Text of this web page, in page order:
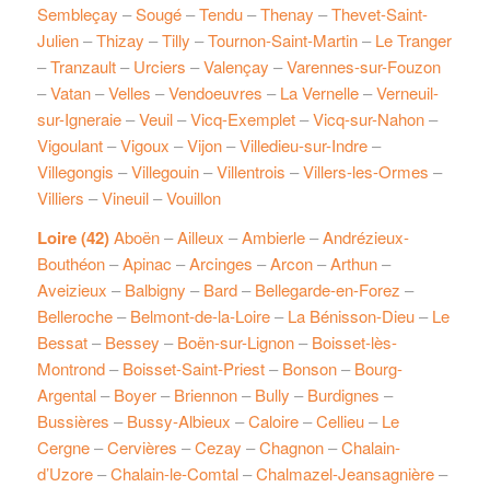
Sembleçay –Sougé–Tendu–Thenay –Thevet-Saint-
Julien–Thizay –Tilly –Tournon-Saint-Martin–Le Tranger
–Tranzault–Urciers –Valençay –Varennes-sur-Fouzon
–Vatan–Velles –Vendoeuvres –La Vernelle–Verneuil-
sur-Igneraie–Veuil–Vicq-Exemplet–Vicq-sur-Nahon–
Vigoulant–Vigoux –Vijon–Villedieu-sur-Indre–
Villegongis –Villegouin–Villentrois –Villers-les-Ormes –
Villiers –Vineuil–Vouillon
Loire (42)Aboën–Ailleux –Ambierle–Andrézieux-
Bouthéon–Apinac –Arcinges –Arcon–Arthun–
Aveizieux –Balbigny –Bard–Bellegarde-en-Forez –
Belleroche–Belmont-de-la-Loire–La Bénisson-Dieu–Le
Bessat–Bessey –Boën-sur-Lignon–Boisset-lès-
Montrond–Boisset-Saint-Priest–Bonson–Bourg-
Argental–Boyer–Briennon–Bully –Burdignes –
Bussières –Bussy-Albieux –Caloire–Cellieu–Le
Cergne–Cervières –Cezay –Chagnon–Chalain-
d’Uzore–Chalain-le-Comtal–Chalmazel-Jeansagnière–